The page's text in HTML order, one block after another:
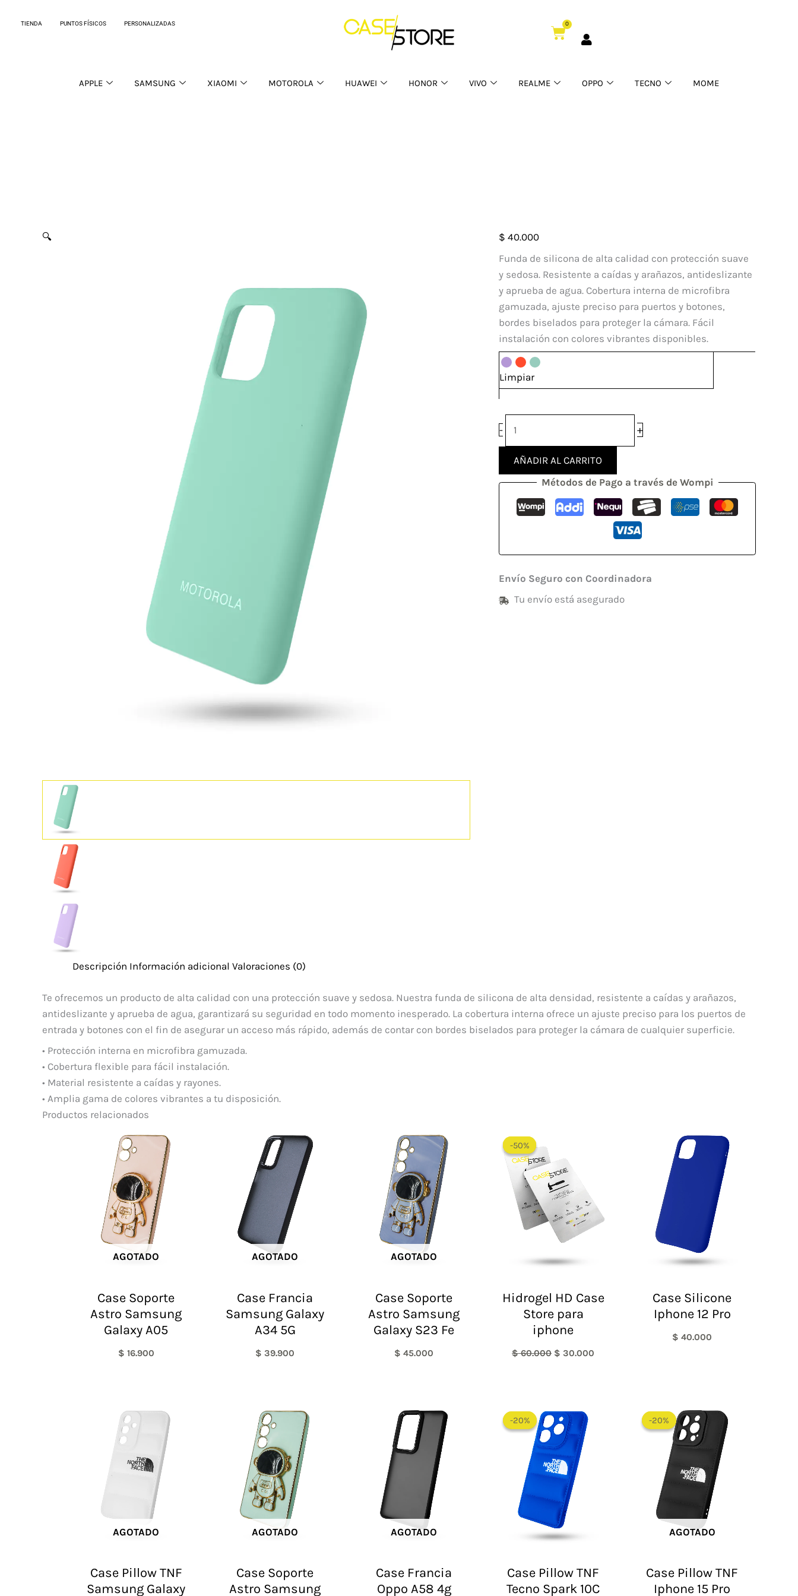
TIENDA PUNTOS FÍSICOS PERSONALIZADAS 0
Cart
APPLE SAMSUNG XIAOMI MOTOROLA HUAWEI HONOR VIVO REALME OPPO TECNO MOME
🔍 $ 40.000
Funda de silicona de alta calidad con protección suave
y sedosa. Resistente a caídas y arañazos, antideslizante
y aprueba de agua. Cobertura interna de microfibra
gamuzada, ajuste preciso para puertos y botones,
bordes biselados para proteger la cámara. Fácil
instalación con colores vibrantes disponibles.
Limpiar
-
Case
Silicone
Motorola
cantidad
+
AÑADIR AL CARRITO
Métodos de Pago a través de Wompi
Envío Seguro con Coordinadora
Tu envío está asegurado
Descripción Información adicional Valoraciones (0)
Te ofrecemos un producto de alta calidad con una protección suave y sedosa. Nuestra funda de silicona de alta densidad, resistente a caídas y arañazos,
antideslizante y aprueba de agua, garantizará su seguridad en todo momento inesperado. La cobertura interna ofrece un ajuste preciso para los puertos de
entrada y botones con el fin de asegurar un acceso más rápido, además de contar con bordes biselados para proteger la cámara de cualquier superficie.
• Protección interna en microfibra gamuzada.
• Cobertura flexible para fácil instalación.
• Material resistente a caídas y rayones.
• Amplia gama de colores vibrantes a tu disposición.
Productos relacionados
AGOTADO
Case Soporte
Astro Samsung
Galaxy A05
$ 16.900
AGOTADO
Case Francia
Samsung Galaxy
A34 5G
$ 39.900
AGOTADO
Case Soporte
Astro Samsung
Galaxy S23 Fe
$ 45.000
-50%
-50%
Hidrogel HD Case
Store para
iphone
$60.000
era:
$ 60.000.
$ 30.000
Case Silicone
Iphone 12 Pro
$ 40.000
AGOTADO
Case Pillow TNF
Samsung Galaxy
AGOTADO
Case Soporte
Astro Samsung
AGOTADO
Case Francia
Oppo A58 4g
-20%
-20%
Case Pillow TNF
Tecno Spark 10C
precio
original
era:
$ 60.000.
-20%
AGOTADO
-20%
Case Pillow TNF
Iphone 15 Pro
precio
original
era:
$ 60.000.